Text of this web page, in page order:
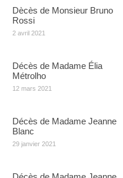
Dècès de Monsieur Bruno
Rossi
2 avril 2021
Décès de Madame Élia
Métrolho
12 mars 2021
Décès de Madame Jeanne
Blanc
29 janvier 2021